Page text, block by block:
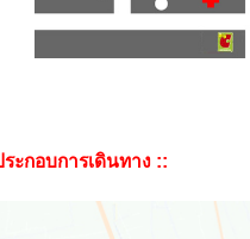
ะกอบการเดินทาง ::